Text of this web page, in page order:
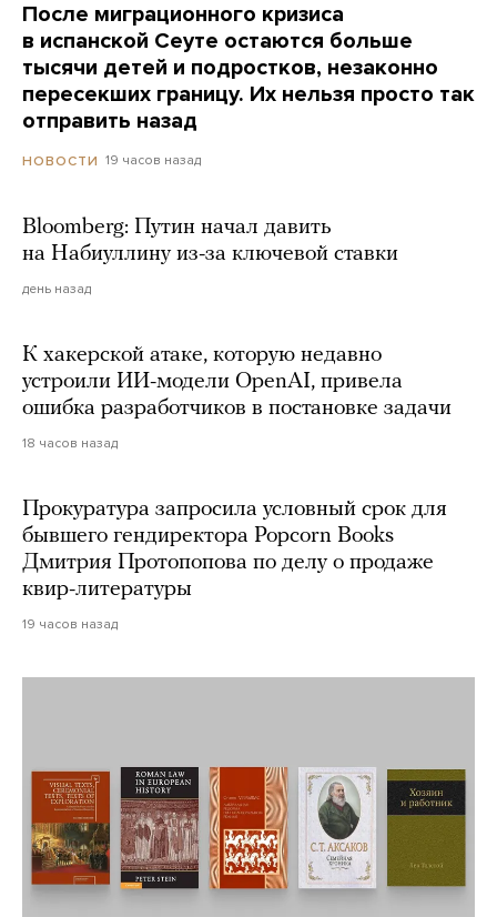
После миграционного кризиса
в испанской Сеуте остаются больше
тысячи детей и подростков, незаконно
пересекших границу. Их нельзя просто так
отправить назад
НОВОСТИ 19 часов назад
Bloomberg: Путин начал давить
на Набиуллину из-за ключевой ставки
день назад
К хакерской атаке, которую недавно
устроили ИИ-модели OpenAI, привела
ошибка разработчиков в постановке задачи
18 часов назад
Прокуратура запросила условный срок для
бывшего гендиректора Popcorn Books
Дмитрия Протопопова по делу о продаже
квир-литературы
19 часов назад